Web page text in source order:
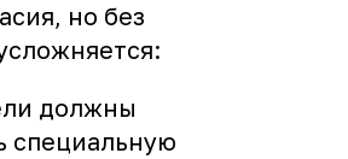
но без
должны
специальную